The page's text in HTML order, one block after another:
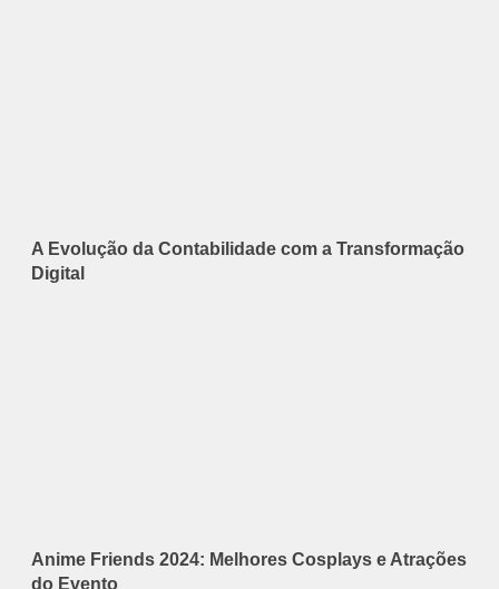
A Evolução da Contabilidade com a Transformação
Digital
Anime Friends 2024: Melhores Cosplays e Atrações
do Evento